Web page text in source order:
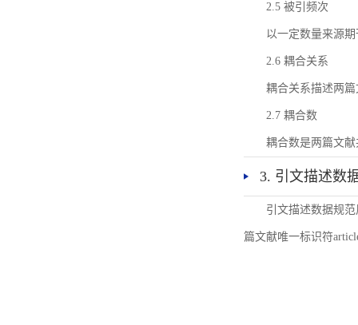
2.5 被引频次
以一定数量来源
2.6 耦合关系
耦合关系描述两
2.7 耦合数
耦合数是两篇文
3. 引文描述数
引文描述数据规
篇文献唯一标识符